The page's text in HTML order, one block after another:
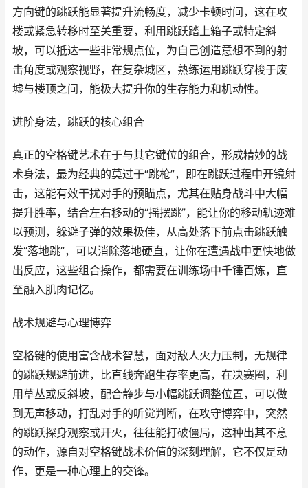
方向键的跳跃能显著提升流畅度，减少卡顿时间，这在攻
楼或紧急转移时至关重要，利用跳跃踏上箱子或特定斜
坡，可以抵达一些非常规点位，为自己创造意想不到的射
击角度或观察视野，在复杂城区，熟练运用跳跃穿梭于废
墟与楼顶之间，能极大提升你的生存能力和机动性。
进阶身法，跳跃的核心组合
真正的空格键艺术在于与其它键位的组合，形成精妙的战
术身法，最为经典的莫过于“跳枪”，即在跳跃过程中开镜射
击，这能有效干扰对手的预瞄点，尤其在贴身战斗中大幅
提升胜率，结合左右移动的“摇摆跳”，能让你的移动轨迹难
以预测，躲避子弹的效果极佳，从高处落下前点击跳跃触
发“落地跳”，可以消除落地硬直，让你在遭遇战中更快地做
出反应，这些组合操作，都需要在训练场中千锤百炼，直
至融入肌肉记忆。
战术规避与心理博弈
空格键的使用富含战术智慧，面对敌人火力压制，无规律
的跳跃规避前进，比直线奔跑生存率更高，在决赛圈，利
用草丛或反斜坡，配合静步与小幅跳跃调整位置，可以做
到无声移动，打乱对手的听觉判断，在攻守博弈中，突然
的跳跃探身观察或开火，往往能打破僵局，这种出其不意
的动作，源自对空格键战术价值的深刻理解，它不仅是动
作，更是一种心理上的交锋。